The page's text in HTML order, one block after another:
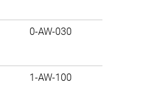
0-AW-030
1-AW-100